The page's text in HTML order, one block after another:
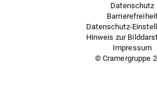
Datenschutz
Barrierefreiheit
Datenschutz-
Hinweis zur
Impressum
© Cramergruppe